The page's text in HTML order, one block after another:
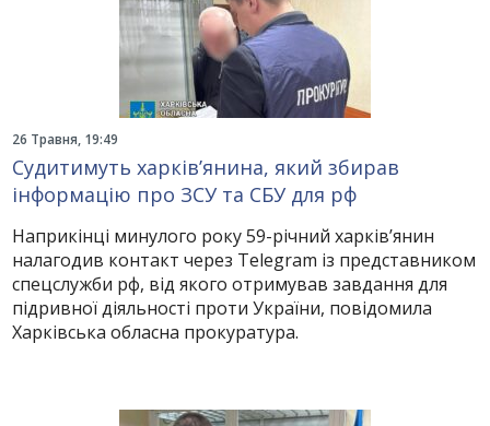
26 Травня, 19:49
Судитимуть харків’янина, який збирав
інформацію про ЗСУ та СБУ для рф
Наприкінці минулого року 59-річний харків’янин
налагодив контакт через Telegram із представником
спецслужби рф, від якого отримував завдання для
підривної діяльності проти України, повідомила
Харківська обласна прокуратура.